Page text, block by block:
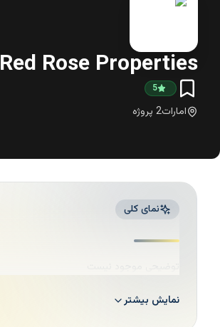
Red Rose Properties
5
امارات2 پروژه
نمای کلی
نمایش بیشتر